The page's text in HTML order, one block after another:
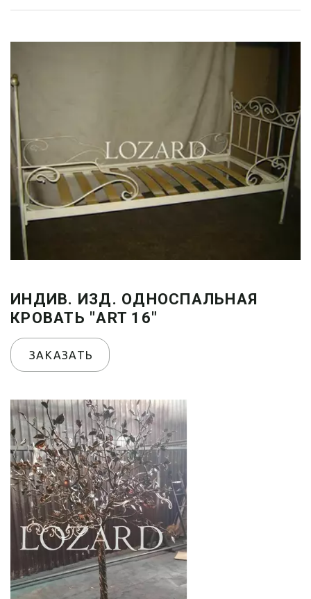
ИНДИВ. ИЗД. ОДНОСПАЛЬНАЯ
КРОВАТЬ "ART 16"
ЗАКАЗАТЬ